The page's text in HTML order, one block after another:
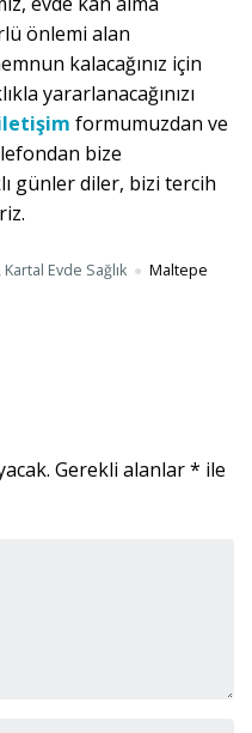
önlemi alan
kalacağınız için
yararlanacağınızı
formumuzdan ve
bize
günler diler, bizi tercih
Kartal Evde Sağlık
Maltepe
Gerekli alanlar* ile